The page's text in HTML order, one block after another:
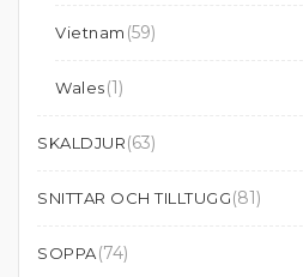
Vietnam (59)
Wales(1)
SKALDJUR(63)
SNITTAR OCH TILLTUGG(81)
SOPPA(74)